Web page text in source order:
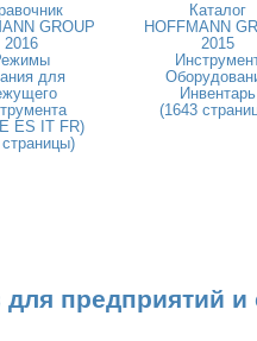
GROUP
2016
для
ES IT FR)
Каталог
HOFFMANN
2015
Инвентарь
(1643
предприятий